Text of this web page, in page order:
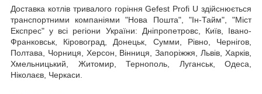
Доставка котлів тривалого горіння Gefest Profi U здійснюється
транспортними компаніями "Нова Пошта", "Ін-Тайм", "Міст
Експрес" у всі регіони України: Дніпропетровс, Київ, Івано-
Франковськ, Кіровоград, Донецьк, Сумми, Рівно, Чернігов,
Полтава, Чорниця, Херсон, Вінниця, Запоріжжя, Львів, Харків,
Хмельницький, Житомир, Тернополь, Луганськ, Одеса,
Ніколаєв, Черкаси.